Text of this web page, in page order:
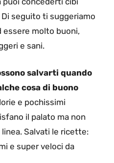
seguito ti suggeriamo
essere molto buoni,
e sani.
salvarti quando
cosa di buono
e pochissimi
il palato ma non
Salvati le ricette:
e super veloci da